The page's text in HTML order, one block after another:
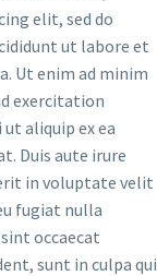
elit, sed do
ut labore et
Ut enim ad minim
exercitation
aliquip ex ea
Duis aute irure
in voluptate velit
fugiat nulla
occaecat
sunt in culpa qui